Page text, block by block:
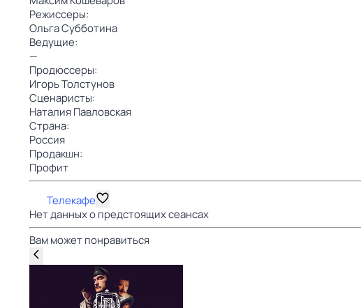
Режиссеры:
Ольга Субботина
Ведущие:
—
Продюссеры:
Игорь Толстунов
Сценаристы:
Наталия Павловская
Страна:
Россия
Продакшн:
Профит
Телекафе
Нет данных о предстоящих сеансах
Вам может понравиться